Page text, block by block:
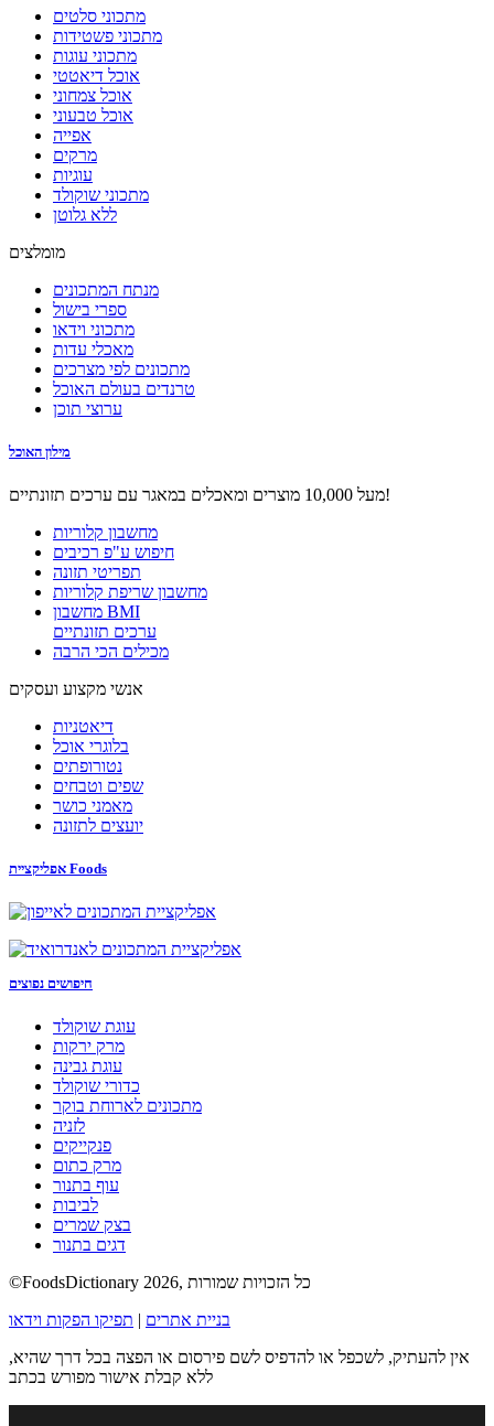
מתכוני סלטים
מתכוני פשטידות
מתכוני עוגות
אוכל דיאטטי
אוכל צמחוני
אוכל טבעוני
אפייה
מרקים
עוגיות
מתכוני שוקולד
ללא גלוטן
מומלצים
מנתח המתכונים
ספרי בישול
מתכוני וידאו
מאכלי עדות
מתכונים לפי מצרכים
טרנדים בעולם האוכל
ערוצי תוכן
מילון האוכל
מעל 10,000 מוצרים ומאכלים במאגר עם ערכים תזונתיים!
מחשבון קלוריות
חיפוש ע"פ רכיבים
תפריטי תזונה
מחשבון שריפת קלוריות
מחשבון BMI
ערכים תזונתיים
מכילים הכי הרבה
אנשי מקצוע ועסקים
דיאטניות
בלוגרי אוכל
נטורופתים
שפים וטבחים
מאמני כושר
יועצים לתזונה
אפליקציית Foods
חיפושים נפוצים
עוגת שוקולד
מרק ירקות
עוגת גבינה
כדורי שוקולד
מתכונים לארוחת בוקר
לזניה
פנקייקים
מרק כתום
עוף בתנור
לביבות
בצק שמרים
דגים בתנור
©FoodsDictionary 2026, כל הזכויות שמורות
בניית אתרים | תפיקו הפקות וידאו
אין להעתיק, לשכפל או להדפיס לשם פירסום או הפצה בכל דרך שהיא,
ללא קבלת אישור מפורש בכתב